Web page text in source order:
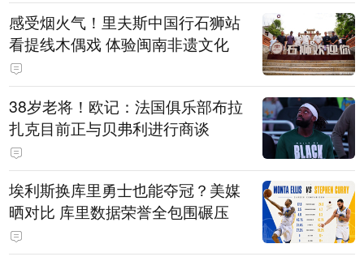
感受烟火气！里夫斯中国行石狮站
看提线木偶戏 体验闽南非遗文化
38岁老将！欧记：法国俱乐部布拉
扎克目前正与贝弗利进行商谈
埃利斯换库里勇士也能夺冠？美媒
晒对比 库里数据荣誉全包围碾压